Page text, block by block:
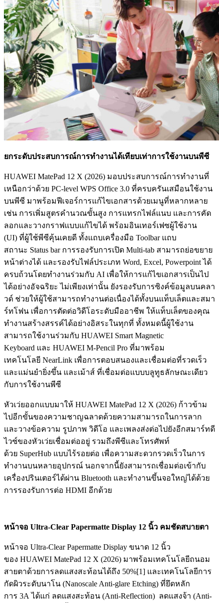
ยกระดับประสบการณ์การทำงานได้เทียบเท่าการใช้งานบนพีซี
HUAWEI MatePad 12 X (2026) มอบประสบการณ์การทำงานที่
เหนือกว่าด้วย PC-level WPS Office 3.0 ที่ครบครันเสมือนใช้งาน
บนพีซี มาพร้อมฟีเจอร์การแก้ไขเอกสารด้วยเมนูที่หลากหลาย
เช่น การเพิ่มสูตรคำนวณขั้นสูง การแทรกไฟล์แนบ และการคัด
ลอกและวางกราฟแบบแก้ไขได้ พร้อมอินเทอร์เฟซผู้ใช้งาน
(UI) ที่ผู้ใช้พีซีคุ้นเคยดี ทั้งแถบเครื่องมือ Toolbar แถบ
สถานะ Status bar การรองรับการเปิด Multi-tab สามารถย่อขยาย
หน้าต่างได้ และรองรับไฟล์ประเภท Word, Excel, Powerpoint ได้
ครบถ้วนโดยทำงานร่วมกับ AI เพื่อให้การแก้ไขเอกสารเป็นไป
ได้อย่างอัจฉริยะ ไม่เพียงเท่านั้น ยังรองรับการซิงค์ข้อมูลบนคลา
วด์ ช่วยให้ผู้ใช้สามารถทำงานต่อเนื่องได้ทั้งบนแท็บเล็ตและสมา
ร์ทโฟน เพื่อการตัดต่อวิดีโอระดับมืออาชีพ ให้แท็บเล็ตของคุณ
ทำงานสร้างสรรค์ได้อย่างอิสระในทุกที่ ทั้งหมดนี้ผู้ใช้งาน
สามารถใช้งานร่วมกับ HUAWEI Smart Magnetic
Keyboard และ HUAWEI M-Pencil Pro ที่มาพร้อม
เทคโนโลยี NearLink เพื่อการตอบสนองและเชื่อมต่อที่รวดเร็ว
และแม่นยำยิ่งขึ้น และเม้าส์ ที่เชื่อมต่อแบบบลูทูธลักษณะเดียว
กับการใช้งานพีซี
หัวเว่ยออกแบบมาให้ HUAWEI MatePad 12 X (2026) ก้าวข้าม
ไปอีกขั้นของความชาญฉลาดด้วยความสามารถในการลาก
และวางข้อความ รูปภาพ วิดีโอ และเพลงส่งต่อไปยังอีกสมาร์ทดี
ไวซ์ของหัวเว่ยเชื่อมต่ออยู่ รวมถึงพีซีและโทรศัพท์
ด้วย SuperHub แบบไร้รอยต่อ เพื่อความสะดวกรวดเร็วในการ
ทำงานบนหลายอุปกรณ์ นอกจากนี้ยังสามารถเชื่อมต่อเข้ากับ
เครื่องปรินเตอร์ได้ผ่าน Bluetooth และทำงานขึ้นจอใหญ่ได้ด้วย
การรองรับการต่อ HDMI อีกด้วย
หน้าจอ Ultra-Clear Papermatte Display 12 นิ้ว คมชัดสบายตา
หน้าจอ Ultra-Clear Papermatte Display ขนาด 12 นิ้ว
ของ HUAWEI MatePad 12 X (2026) มาพร้อมเทคโนโลยีถนอม
สายตาด้วยการลดแสงสะท้อนได้ถึง 50%[1] และเทคโนโลยีการ
กัดผิวระดับนาโน (Nanoscale Anti-glare Etching) ที่ยึดหลัก
การ 3A ได้แก่ ลดแสงสะท้อน (Anti-Reflection) ลดแสงจ้า (Anti-